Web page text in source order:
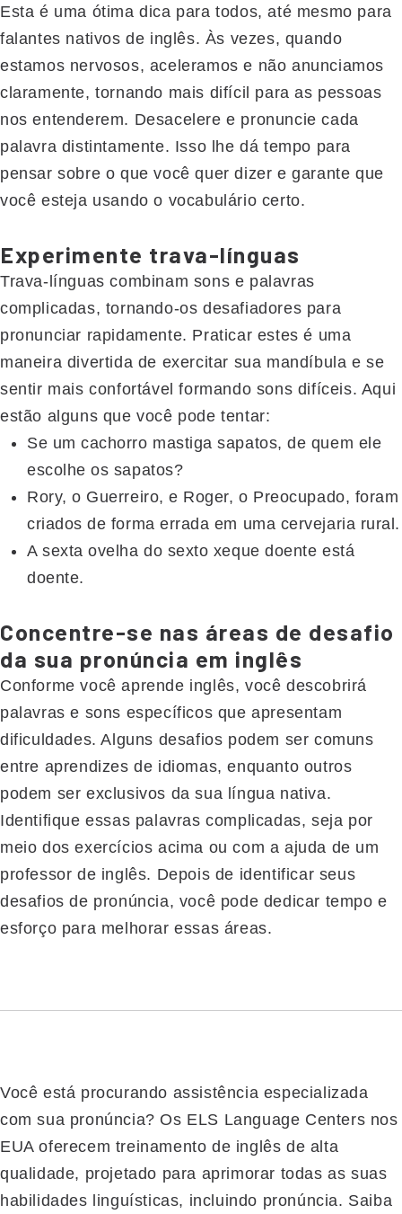
Esta é uma ótima dica para todos, até mesmo para
falantes nativos de inglês. Às vezes, quando
estamos nervosos, aceleramos e não anunciamos
claramente, tornando mais difícil para as pessoas
nos entenderem. Desacelere e pronuncie cada
palavra distintamente. Isso lhe dá tempo para
pensar sobre o que você quer dizer e garante que
você esteja usando o vocabulário certo.
Experimente trava-línguas
Trava-línguas combinam sons e palavras
complicadas, tornando-os desafiadores para
pronunciar rapidamente. Praticar estes é uma
maneira divertida de exercitar sua mandíbula e se
sentir mais confortável formando sons difíceis. Aqui
estão alguns que você pode tentar:
Se um cachorro mastiga sapatos, de quem ele
escolhe os sapatos?
Rory, o Guerreiro, e Roger, o Preocupado, foram
criados de forma errada em uma cervejaria rural.
A sexta ovelha do sexto xeque doente está
doente.
Concentre-se nas áreas de desafio
da sua pronúncia em inglês
Conforme você aprende inglês, você descobrirá
palavras e sons específicos que apresentam
dificuldades. Alguns desafios podem ser comuns
entre aprendizes de idiomas, enquanto outros
podem ser exclusivos da sua língua nativa.
Identifique essas palavras complicadas, seja por
meio dos exercícios acima ou com a ajuda de um
professor de inglês. Depois de identificar seus
desafios de pronúncia, você pode dedicar tempo e
esforço para melhorar essas áreas.
Você está procurando assistência especializada
com sua pronúncia? Os ELS Language Centers nos
EUA oferecem treinamento de inglês de alta
qualidade, projetado para aprimorar todas as suas
habilidades linguísticas, incluindo pronúncia. Saiba